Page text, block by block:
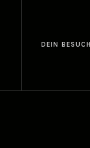
DEIN BESUCH